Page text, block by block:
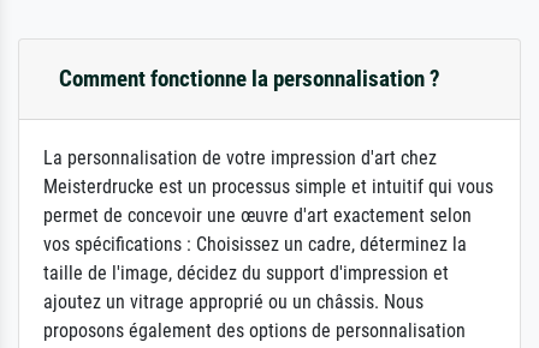
Comment fonctionne la personnalisation ?
La personnalisation de votre impression d'art chez
Meisterdrucke est un processus simple et intuitif qui vous
permet de concevoir une œuvre d'art exactement selon
vos spécifications : Choisissez un cadre, déterminez la
taille de l'image, décidez du support d'impression et
ajoutez un vitrage approprié ou un châssis. Nous
proposons également des options de personnalisation